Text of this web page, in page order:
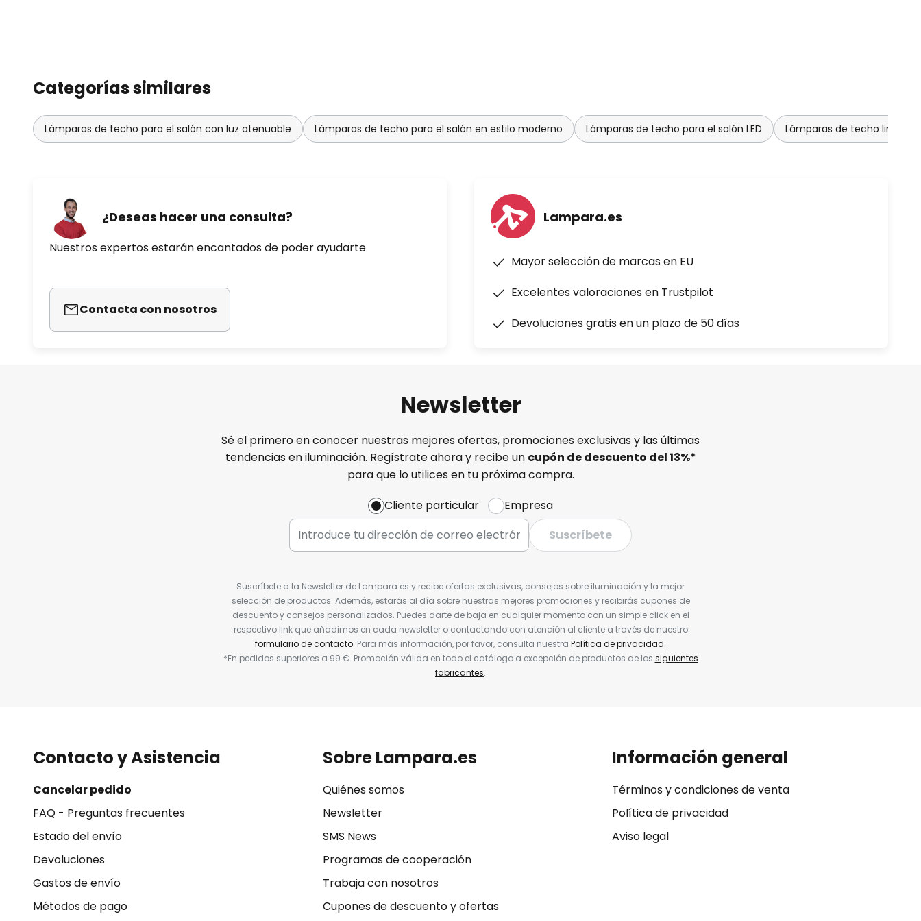
Categorías similares
Lámparas de techo para el salón con luz atenuable Lámparas de techo para el salón en estilo moderno Lámparas de techo para el salón LED Lámparas de techo lindby
¿Deseas hacer una consulta?
Nuestros expertos estarán encantados de poder ayudarte
Contacta con nosotros
Lampara.es
Mayor selección de marcas en EU
Excelentes valoraciones en Trustpilot
Devoluciones gratis en un plazo de 50 días
Newsletter
Sé el primero en conocer nuestras mejores ofertas, promociones exclusivas y las últimas
tendencias en iluminación. Regístrate ahora y recibe un cupón de descuento del13%*
para que lo utilices en tu próxima compra.
Cliente particular
Empresa
Suscríbete
Suscríbete a la Newsletter de Lampara.es y recibe ofertas exclusivas, consejos sobre iluminación y la mejor
selección de productos. Además, estarás al día sobre nuestras mejores promociones y recibirás cupones de
descuento y consejos personalizados. Puedes darte de baja en cualquier momento con un simple click en el
respectivo link que añadimos en cada newsletter o contactando con atención al cliente a través de nuestro
formulario de contacto. Para más información, por favor, consulta nuestra Política de privacidad.
*En pedidos superiores a 99 €. Promoción válida en todo el catálogo a excepción de productos de los siguientes
fabricantes.
Contacto y Asistencia
Cancelar pedido
FAQ - Preguntas frecuentes
Estado del envío
Devoluciones
Gastos de envío
Métodos de pago
Sobre Lampara.es
Quiénes somos
Newsletter
SMS News
Programas de cooperación
Trabaja con nosotros
Cupones de descuento y ofertas
Información general
Términos y condiciones de venta
Política de privacidad
Aviso legal